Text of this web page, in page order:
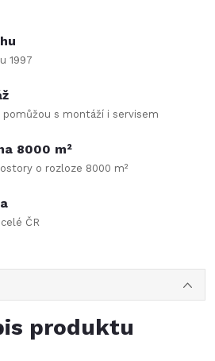
1997
pomůžou s montáží i servisem
8000 m²
o rozloze 8000 m²
ČR
produktu